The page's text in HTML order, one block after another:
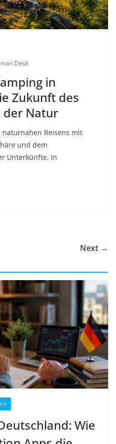
Desk
in
Zukunft des
der Natur
naturnahen Reisens mit
und dem
Unterkünfte. In
Next →
Wie